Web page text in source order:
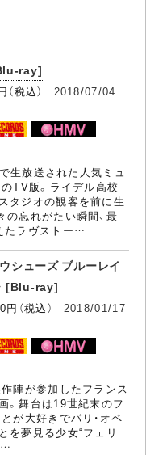
ray]
税込） 2018/07/04
生放送された人気ミュ
TV版。ライデル高校
タジオの観客を前に生
の忘れがたい瞬間、最
たラヴストー…
シューズ ブルーレイ
[Blu-ray]
（税込） 2018/01/17
作陣が参加したフランス
。舞台は19世紀末のフ
が大好きでパリ・オペ
を夢見る少女“フェリ
…